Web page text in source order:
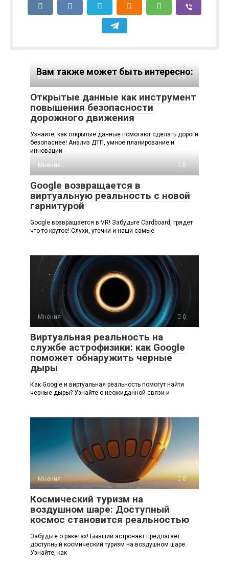
Вам также может быть интересно:
Мнения 0
Открытые данные как инструмент
повышения безопасности
дорожного движения
Узнайте, как открытые данные помогают сделать дороги
безопаснее! Анализ ДТП, умное планирование и
инновации
Мнения
0
Google возвращается в
виртуальную реальность с новой
гарнитурой
Google возвращается в VR! Забудьте Cardboard, грядет
что-то крутое! Слухи, утечки и наши самые
Мнения 0
Виртуальная реальность на
службе астрофизики: как Google
поможет обнаружить черные
дыры
Как Google и виртуальная реальность помогут найти
черные дыры? Узнайте о неожиданной связи и
Мнения 0
Космический туризм на
воздушном шаре: Доступный
космос становится реальностью
Забудьте о ракетах! Бывший астронавт предлагает
доступный космический туризм на воздушном шаре.
Узнайте, как